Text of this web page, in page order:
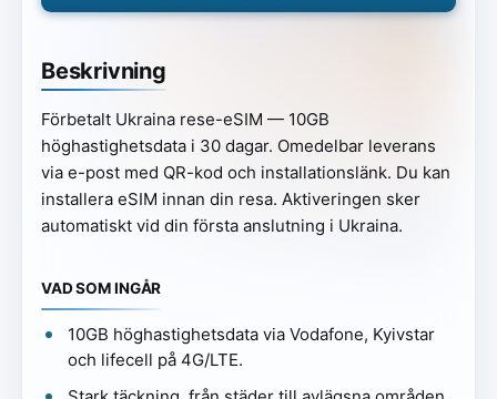
Beskrivning
Förbetalt Ukraina rese-eSIM — 10GB
höghastighetsdata i 30 dagar. Omedelbar leverans
via e-post med QR-kod och installationslänk. Du kan
installera eSIM innan din resa. Aktiveringen sker
automatiskt vid din första anslutning i Ukraina.
VAD SOM INGÅR
10GB höghastighetsdata via Vodafone, Kyivstar
och lifecell på 4G/LTE.